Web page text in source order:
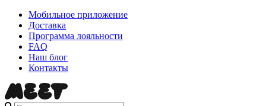
Мобильное приложение
Доставка
Программа лояльности
FAQ
Наш блог
Контакты